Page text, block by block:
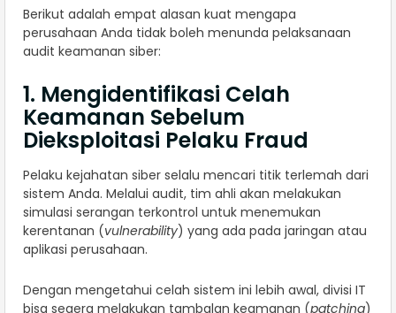
Berikut adalah empat alasan kuat mengapa
perusahaan Anda tidak boleh menunda pelaksanaan
audit keamanan siber:
1. Mengidentifikasi Celah
Keamanan Sebelum
Dieksploitasi Pelaku Fraud
Pelaku kejahatan siber selalu mencari titik terlemah dari
sistem Anda. Melalui audit, tim ahli akan melakukan
simulasi serangan terkontrol untuk menemukan
kerentanan (vulnerability) yang ada pada jaringan atau
aplikasi perusahaan.
Dengan mengetahui celah sistem ini lebih awal, divisi IT
bisa segera melakukan tambalan keamanan (patching)